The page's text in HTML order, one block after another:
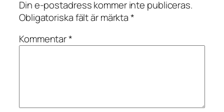
Din e-postadress kommer inte publiceras.
Obligatoriska fält är märkta*
Kommentar*